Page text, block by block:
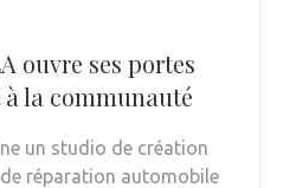
ouvre ses portes
la communauté
un studio de création
réparation automobile